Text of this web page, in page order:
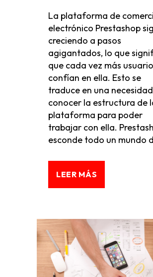
La plataforma de
electrónico Prestashop
creciendo a pasos
agigantados, lo que
que cada vez más
confían en ella. Esto se
traduce en una
conocer la estructura de
plataforma para poder
trabajar con ella.
esconde todo un mundo
LEER MÁS